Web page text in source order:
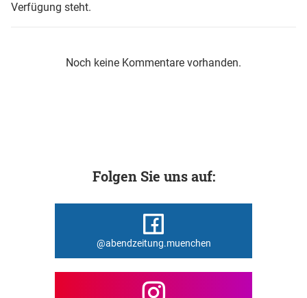
Verfügung steht.
Noch keine Kommentare vorhanden.
Folgen Sie uns auf:
@abendzeitung.muenchen